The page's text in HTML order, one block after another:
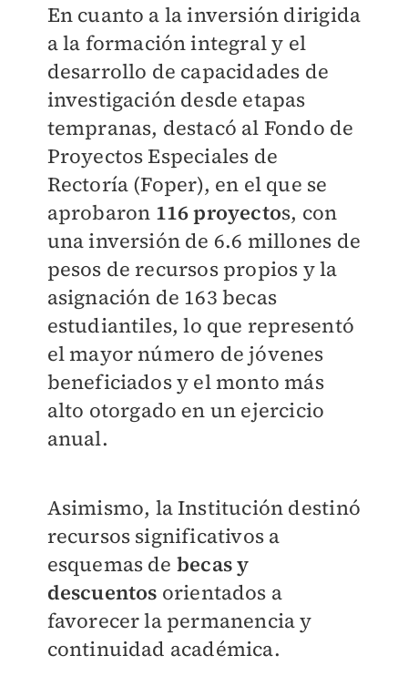
En cuanto a la inversión dirigida
a la formación integral y el
desarrollo de capacidades de
investigación desde etapas
tempranas, destacó al Fondo de
Proyectos Especiales de
Rectoría (Foper), en el que se
aprobaron 116 proyectos, con
una inversión de 6.6 millones de
pesos de recursos propios y la
asignación de 163 becas
estudiantiles, lo que representó
el mayor número de jóvenes
beneficiados y el monto más
alto otorgado en un ejercicio
anual.
Asimismo, la Institución destinó
recursos significativos a
esquemas de becas y
descuentos orientados a
favorecer la permanencia y
continuidad académica.